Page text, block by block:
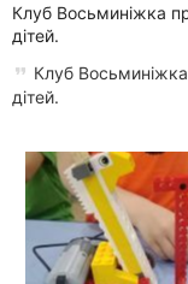
Клуб Восьминіжка
дітей.
Клуб
дітей.